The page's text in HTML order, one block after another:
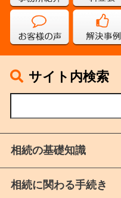
サイト内検索
相続の基礎知識
相続に関わる手続き